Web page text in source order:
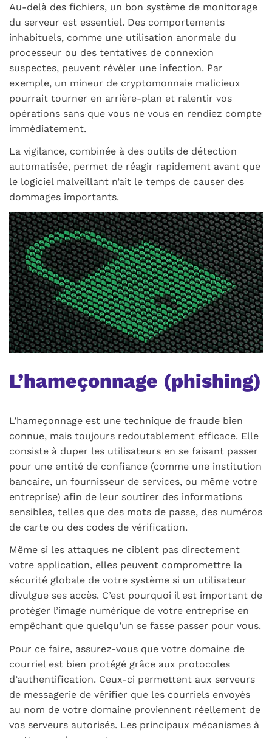
Au-delà des fichiers, un bon système de monitorage
du serveur est essentiel. Des comportements
inhabituels, comme une utilisation anormale du
processeur ou des tentatives de connexion
suspectes, peuvent révéler une infection. Par
exemple, un mineur de cryptomonnaie malicieux
pourrait tourner en arrière-plan et ralentir vos
opérations sans que vous ne vous en rendiez compte
immédiatement.
La vigilance, combinée à des outils de détection
automatisée, permet de réagir rapidement avant que
le logiciel malveillant n’ait le temps de causer des
dommages importants.
L’hameçonnage (phishing)
L’hameçonnage est une technique de fraude bien
connue, mais toujours redoutablement efficace. Elle
consiste à duper les utilisateurs en se faisant passer
pour une entité de confiance (comme une institution
bancaire, un fournisseur de services, ou même votre
entreprise) afin de leur soutirer des informations
sensibles, telles que des mots de passe, des numéros
de carte ou des codes de vérification.
Même si les attaques ne ciblent pas directement
votre application, elles peuvent compromettre la
sécurité globale de votre système si un utilisateur
divulgue ses accès. C’est pourquoi il est important de
protéger l’image numérique de votre entreprise en
empêchant que quelqu’un se fasse passer pour vous.
Pour ce faire, assurez-vous que votre domaine de
courriel est bien protégé grâce aux protocoles
d’authentification. Ceux-ci permettent aux serveurs
de messagerie de vérifier que les courriels envoyés
au nom de votre domaine proviennent réellement de
vos serveurs autorisés. Les principaux mécanismes à